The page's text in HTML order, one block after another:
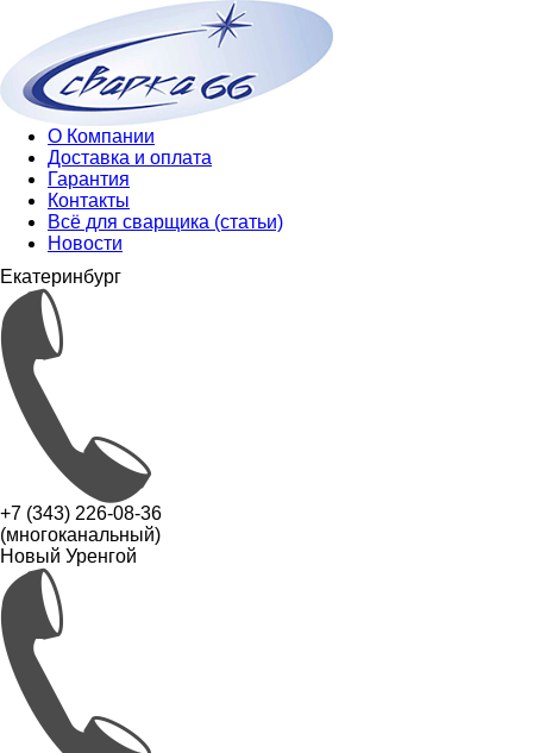
О Компании
Доставка и оплата
Гарантия
Контакты
Всё для сварщика (статьи)
Новости
Екатеринбург
+7 (343) 226-08-36
(многоканальный)
Новый Уренгой